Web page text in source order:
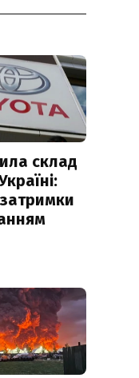
склад